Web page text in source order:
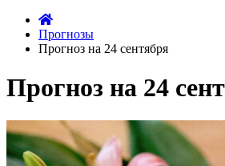
Прогнозы
Прогноз на 24 сентября
Прогноз на 24